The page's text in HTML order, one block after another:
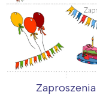
Zaproszenia